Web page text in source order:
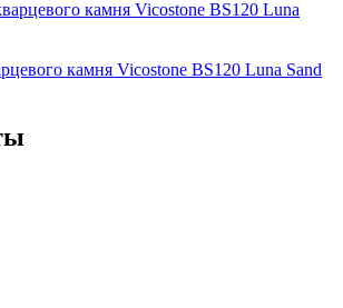
камня Vicostone BS120 Luna Sand